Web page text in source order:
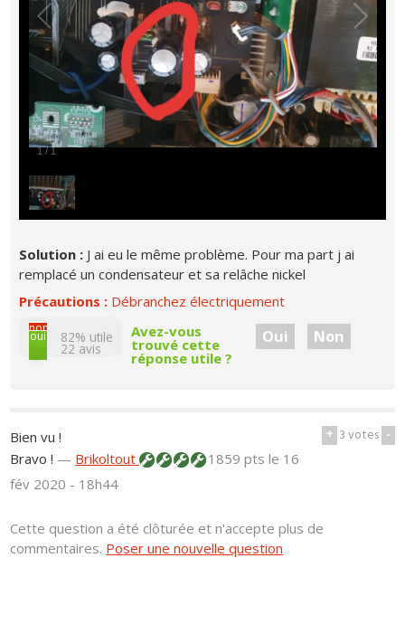
1/1
Solution : J ai eu le même problème. Pour ma part j ai
remplacé un condensateur et sa relâche nickel
Précautions : Débranchez électriquement
non
oui 82% utile
22 avis
Avez-vous
trouvé cette
réponse utile ?
Oui Non
+ 3votes -
Bien vu !
Bravo ! — Brikoltout 1859 ptsle 16
fév 2020 - 18h44
Cette question a été clôturée et n'accepte plus de
commentaires. Poser une nouvelle question